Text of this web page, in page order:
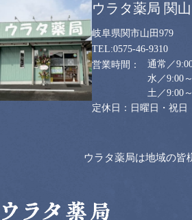
ウラタ薬局 関
岐阜県関市山田979
0575-46-9310
通常／
水／9:00
土／9:00
日曜日・祝日
ウラタ薬局は地域の皆